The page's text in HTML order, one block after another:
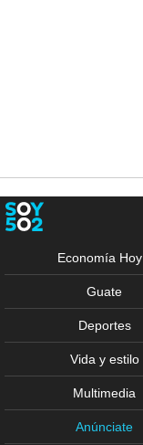
Economía Hoy
Guate
Deportes
Vida y estilo
Multimedia
Anúnciate